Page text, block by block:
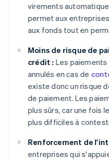
virements
permet aux
aux fonds tout en
Moins de risque de
crédit : Les
annulés en cas de
existe donc un risque
de paiement. Les
plus sûrs, car une fois
plus difficiles à
Renforcement de
entreprises qui